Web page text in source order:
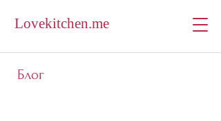
Lovekitchen.me
Блог